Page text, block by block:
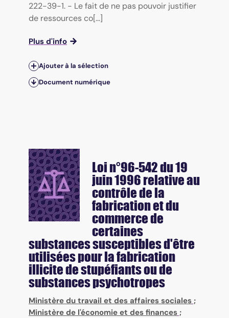
222-39-1. - Le fait de ne pas pouvoir justifier
de ressources co[...]
Plus d'info
Ajouter à la sélection
Document numérique
Loi n°96-542 du 19
juin 1996 relative au
contrôle de la
fabrication et du
commerce de
certaines
substances susceptibles d'être
utilisées pour la fabrication
illicite de stupéfiants ou de
substances psychotropes
Ministère du travail et des affaires sociales ;
Ministère de l'économie et des finances ;